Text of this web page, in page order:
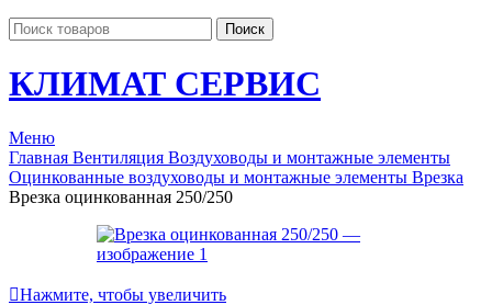
Поиск
КЛИМАТ СЕРВИС
Меню
Главная Вентиляция Воздуховоды и монтажные элементы
Оцинкованные воздуховоды и монтажные элементы Врезка
Врезка оцинкованная 250/250
Нажмите, чтобы увеличить